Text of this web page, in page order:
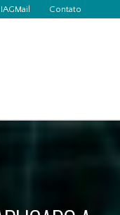
IAGMail Contato